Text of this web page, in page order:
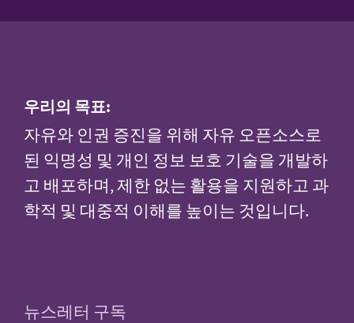
우리의 목표:
자유와 인권 증진을 위해 자유 오픈소스로
된 익명성 및 개인 정보 보호 기술을 개발하
고 배포하며, 제한 없는 활용을 지원하고 과
학적 및 대중적 이해를 높이는 것입니다.
뉴스레터 구독